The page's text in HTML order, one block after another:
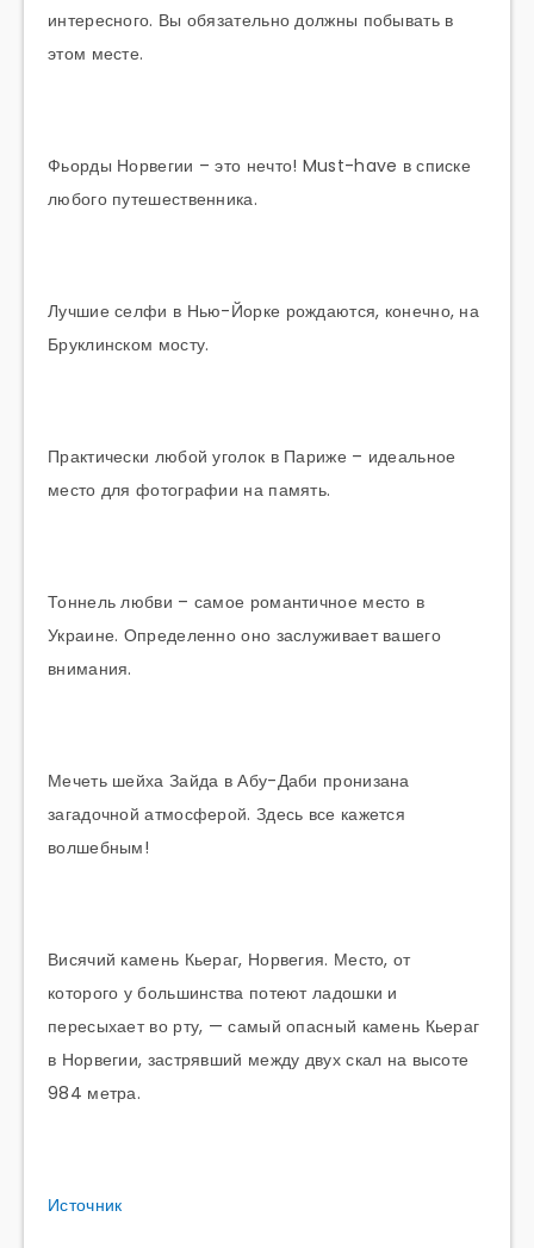
интересного. Вы обязательно должны побывать в
этом месте.
Фьорды Норвегии – это нечто! Must-have в списке
любого путешественника.
Лучшие селфи в Нью-Йорке рождаются, конечно, на
Бруклинском мосту.
Практически любой уголок в Париже – идеальное
место для фотографии на память.
Тоннель любви – самое романтичное место в
Украине. Определенно оно заслуживает вашего
внимания.
Мечеть шейха Зайда в Абу-Даби пронизана
загадочной атмосферой. Здесь все кажется
волшебным!
Висячий камень Кьераг, Норвегия. Место, от
которого у большинства потеют ладошки и
пересыхает во рту, — самый опасный камень Кьераг
в Норвегии, застрявший между двух скал на высоте
984 метра.
Источник